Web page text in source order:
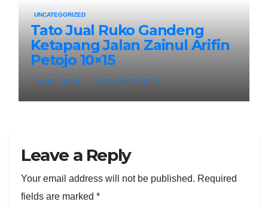
UNCATEGORIZED
Tato Jual Ruko Gandeng
Ketapang Jalan Zainul Arifin
Petojo 10×15
J AUG, 2026 TATO PROPERTY
Leave a Reply
Your email address will not be published. Required
fields are marked *